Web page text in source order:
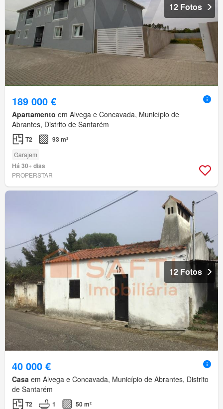
12 Fotos
189 000 €
Apartamento em Alvega e Concavada, Município de
Abrantes, Distrito de Santarém
T2 93 m²
Garajem
Há 30+ dias
PROPERSTAR
12 Fotos
40 000 €
Casa em Alvega e Concavada, Município de Abrantes, Distrito
de Santarém
T2 1
50 m²